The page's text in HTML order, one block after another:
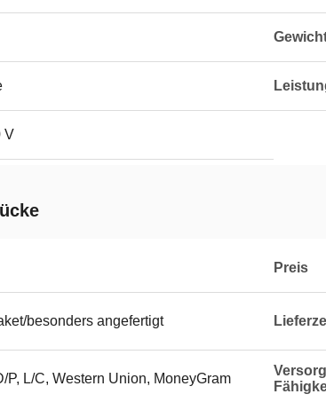
V
Preis
besonders angefertigt
P, L/C, Western Union, MoneyGram